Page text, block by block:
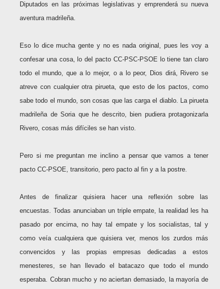
Diputados en las próximas legislativas y emprenderá su nueva
aventura madrileña.
Eso lo dice mucha gente y no es nada original, pues les voy a
confesar una cosa, lo del pacto CC-PSC-PSOE lo tiene tan claro
todo el mundo, que a lo mejor, o a lo peor, Dios dirá, Rivero se
atreve con cualquier otra pirueta, que esto de los pactos, como
sabe todo el mundo, son cosas que las carga el diablo. La pirueta
madrileña de Soria que he descrito, bien pudiera protagonizarla
Rivero, cosas más difíciles se han visto.
Pero si me preguntan me inclino a pensar que vamos a tener
pacto CC-PSOE, transitorio, pero pacto al fin y a la postre.
Antes de finalizar quisiera hacer una reflexión sobre las
encuestas. Todas anunciaban un triple empate, la realidad les ha
pasado por encima, no hay tal empate y los socialistas, tal y
como veía cualquiera que quisiera ver, menos los zurdos más
convencidos y las propias empresas dedicadas a estos
menesteres, se han llevado el batacazo que todo el mundo
esperaba. Cobran mucho y no aciertan demasiado, la mayoría de